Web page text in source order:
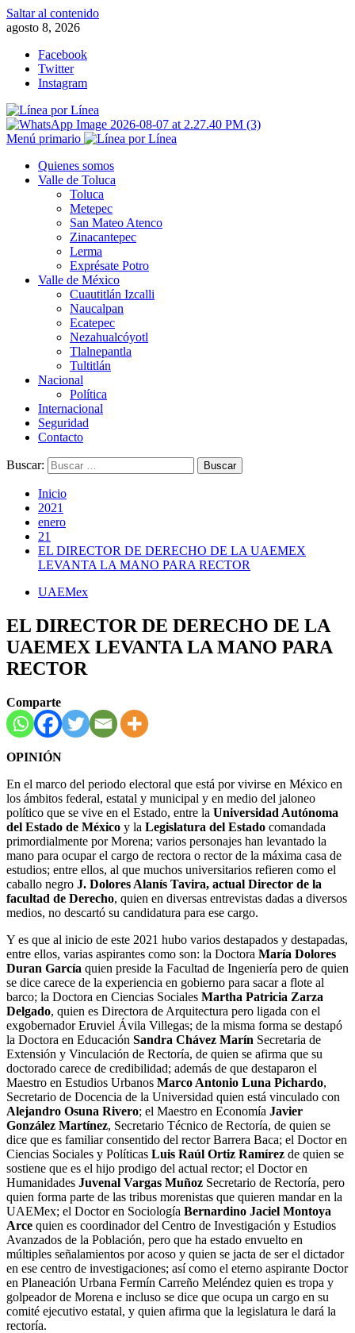
Saltar al contenido
agosto 8, 2026
Facebook
Twitter
Instagram
Menú primario
Quienes somos
Valle de Toluca
Toluca
Metepec
San Mateo Atenco
Zinacantepec
Lerma
Exprésate Potro
Valle de México
Cuautitlán Izcalli
Naucalpan
Ecatepec
Nezahualcóyotl
Tlalnepantla
Tultitlán
Nacional
Política
Internacional
Seguridad
Contacto
Buscar:
Inicio
2021
enero
21
EL DIRECTOR DE DERECHO DE LA UAEMEX
LEVANTA LA MANO PARA RECTOR
UAEMex
EL DIRECTOR DE DERECHO DE LA
UAEMEX LEVANTA LA MANO PARA
RECTOR
Comparte
OPINIÓN
En el marco del periodo electoral que está por vivirse en México en
los ámbitos federal, estatal y municipal y en medio del jaloneo
político que se vive en el Estado, entre la Universidad Autónoma
del Estado de México y la Legislatura del Estado comandada
primordialmente por Morena; varios personajes han levantado la
mano para ocupar el cargo de rectora o rector de la máxima casa de
estudios; entre ellos, al que muchos universitarios refieren como el
caballo negro J. Dolores Alanís Tavira, actual Director de la
facultad de Derecho, quien en diversas entrevistas dadas a diversos
medios, no descartó su candidatura para ese cargo.
Y es que al inicio de este 2021 hubo varios destapados y destapadas,
entre ellos, varias aspirantes como son: la Doctora María Dolores
Duran García quien preside la Facultad de Ingeniería pero de quien
se dice carece de la experiencia en gobierno para sacar a flote al
barco; la Doctora en Ciencias Sociales Martha Patricia Zarza
Delgado, quien es Directora de Arquitectura pero ligada con el
exgobernador Eruviel Ávila Villegas; de la misma forma se destapó
la Doctora en Educación Sandra Chávez Marín Secretaria de
Extensión y Vinculación de Rectoría, de quien se afirma que su
doctorado carece de credibilidad; además de que destaparon el
Maestro en Estudios Urbanos Marco Antonio Luna Pichardo,
Secretario de Docencia de la Universidad quien está vinculado con
Alejandro Osuna Rivero; el Maestro en Economía Javier
González Martínez, Secretario Técnico de Rectoría, de quien se
dice que es familiar consentido del rector Barrera Baca; el Doctor en
Ciencias Sociales y Políticas Luis Raúl Ortiz Ramírez de quien se
sostiene que es el hijo prodigo del actual rector; el Doctor en
Humanidades Juvenal Vargas Muñoz Secretario de Rectoría, pero
quien forma parte de las tribus morenistas que quieren mandar en la
UAEMex; el Doctor en Sociología Bernardino Jaciel Montoya
Arce quien es coordinador del Centro de Investigación y Estudios
Avanzados de la Población, pero que ha estado envuelto en
múltiples señalamientos por acoso y quien se jacta de ser el dictador
en ese centro de investigaciones; así como el eterno aspirante Doctor
en Planeación Urbana Fermín Carreño Meléndez quien es tropa y
golpeador de Morena e incluso se dice que ocupa un cargo en su
comité ejecutivo estatal, y quien afirma que la legislatura le dará la
rectoría.